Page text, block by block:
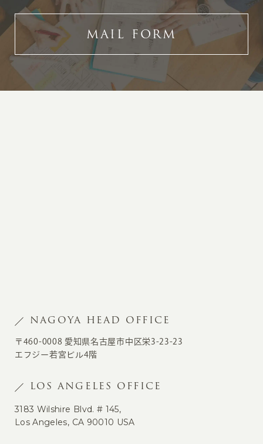
MAIL FORM
NAGOYA HEAD OFFICE
〒460-0008 愛知県名古屋市中区栄3-23-23
エフジー若宮ビル4階
LOS ANGELES OFFICE
3183 Wilshire Blvd. # 145,
Los Angeles, CA 90010 USA